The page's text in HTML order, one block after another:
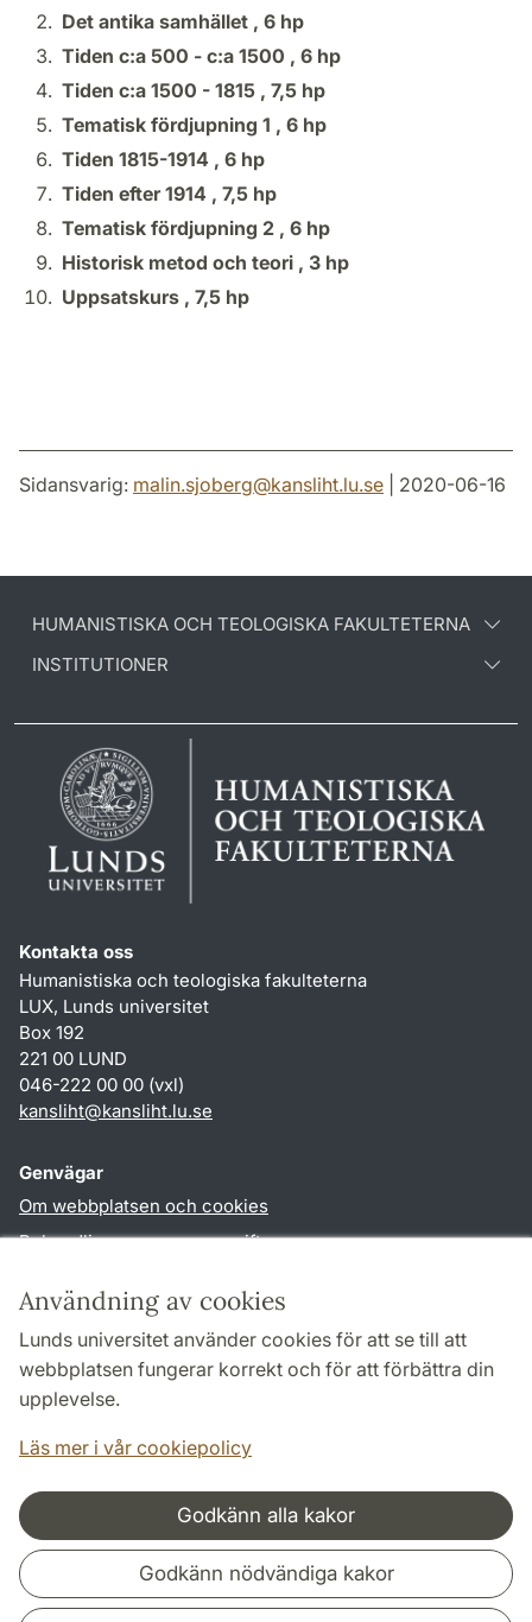
Användning av cookies
Lunds universitet använder cookies för att se till att
webbplatsen fungerar korrekt och för att förbättra din
upplevelse.
Läs mer i vår cookiepolicy
Godkänn alla kakor
Godkänn nödvändiga kakor
Det antika samhället , 6 hp
Tiden c:a 500 - c:a 1500 , 6 hp
Tiden c:a 1500 - 1815 , 7,5 hp
Tematisk fördjupning 1 , 6 hp
Tiden 1815-1914 , 6 hp
Tiden efter 1914 , 7,5 hp
Tematisk fördjupning 2 , 6 hp
Historisk metod och teori , 3 hp
Uppsatskurs , 7,5 hp
Sidansvarig: malin.sjoberg@kansliht.lu.se | 2020-06-16
HUMANISTISKA OCH TEOLOGISKA FAKULTETERNA
INSTITUTIONER
Kontakta oss
Humanistiska och teologiska fakulteterna
LUX, Lunds universitet
Box 192
221 00 LUND
046-222 00 00 (vxl)
kansliht@kansliht.lu.se
Genvägar
Om webbplatsen och cookies
Behandling av personuppgifter
TYPO3-login
Följ oss i sociala medier
Samarbeten och nätverk